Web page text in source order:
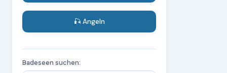
🎣 Angeln
Badeseen suchen: